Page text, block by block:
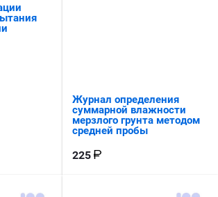
Журнал определения
суммарной влажности
мерзлого грунта методом
средней пробы
225